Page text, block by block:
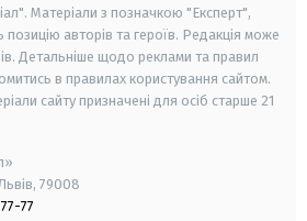
Матеріали з позначкою "Експерт",
авторів та героїв. Редакція може
Детальніше щодо реклами та правил
в правилах користування сайтом.
сайту призначені для осіб старше 21
79008
77